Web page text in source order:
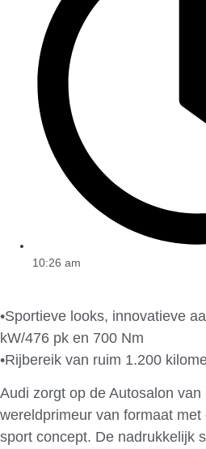
10:26 am
•Sportieve looks, innovatieve
kW/476 pk en 700 Nm
•Rijbereik van ruim 1.200
Audi zorgt op de Autosalon
wereldprimeur van formaat
sport concept. De nadrukkelijk